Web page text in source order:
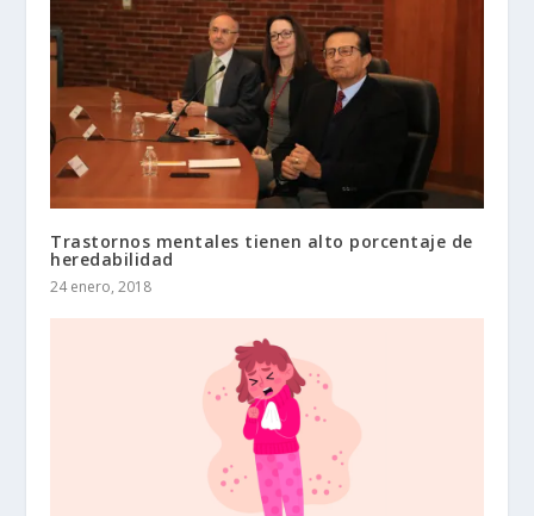
Trastornos mentales tienen alto porcentaje de
heredabilidad
24 enero, 2018